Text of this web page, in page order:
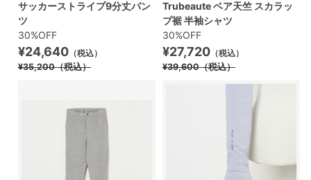
サッカーストライプ9分丈パン
ツ
30%OFF
¥24,640 （税込）
¥35,200（税込）
Trubeaute ベア天竺 スカラッ
プ裾 半袖シャツ
30%OFF
¥27,720 （税込）
¥39,600（税込）